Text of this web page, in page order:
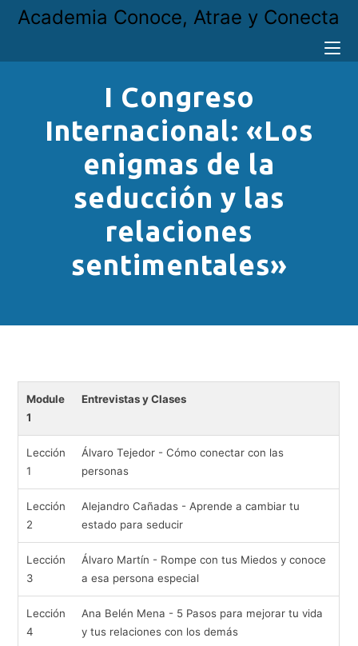
Academia Conoce, Atrae y Conecta
I Congreso
Internacional: «Los
enigmas de la
seducción y las
relaciones
sentimentales»
Module
1
Entrevistas y Clases
Lección
1
Álvaro Tejedor - Cómo conectar con las
personas
Lección
2
Alejandro Cañadas - Aprende a cambiar tu
estado para seducir
Lección
3
Álvaro Martín - Rompe con tus Miedos y conoce
a esa persona especial
Lección
4
Ana Belén Mena - 5 Pasos para mejorar tu vida
y tus relaciones con los demás